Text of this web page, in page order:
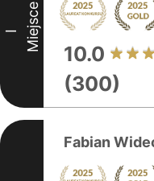
I Miejsce
10.0
(300)
Fabian